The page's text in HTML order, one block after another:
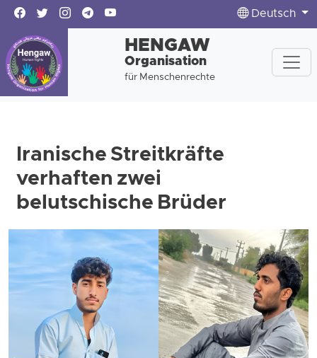
Deutsch
HENGAW
Organisation
für Menschenrechte
Iranische Streitkräfte
verhaften zwei
belutschische Brüder